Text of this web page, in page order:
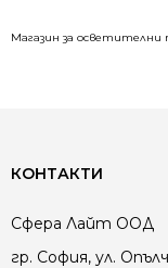
Магазин за осветителни
КОНТАКТИ
Сфера Лайт ООД
гр. София, ул.